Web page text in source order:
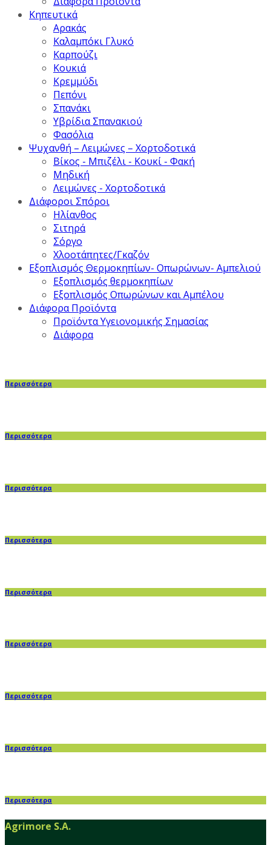
Κηπευτικά
Αρακάς
Καλαμπόκι Γλυκό
Καρπούζι
Κουκιά
Κρεμμύδι
Πεπόνι
Σπανάκι
Υβρίδια Σπανακιού
Φασόλια
Ψυχανθή – Λειμώνες – Χορτοδοτικά
Βίκος - Μπιζέλι - Κουκί - Φακή
Μηδική
Λειμώνες - Χορτοδοτικά
Διάφοροι Σπόροι
Ηλίανθος
Σιτηρά
Σόργο
Χλοοτάπητες/Γκαζόν
Εξοπλισμός Θερμοκηπίων- Οπωρώνων- Αμπελιού
Εξοπλισμός θερμοκηπίων
Εξοπλισμός Οπωρώνων και Αμπέλου
Διάφορα Προϊόντα
Προϊόντα Υγειονομικής Σημασίας
Διάφορα
Περισσότερα
Περισσότερα
Περισσότερα
Περισσότερα
Περισσότερα
Περισσότερα
Περισσότερα
Περισσότερα
Περισσότερα
Agrimore S.A.